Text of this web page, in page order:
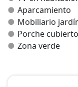
Ofertas especiales
- Peregrinos: hab.
- Familas
gratis.
Consulte otras
Aparcamiento
Mobiliario
Porche cubierto
Zona verde